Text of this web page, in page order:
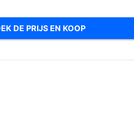
DE PRIJS EN KOOP